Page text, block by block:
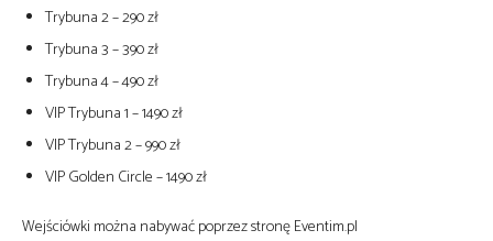
Trybuna 2 – 290 zł
Trybuna 3 – 390 zł
Trybuna 4 – 490 zł
VIP Trybuna 1 – 1490 zł
VIP Trybuna 2 – 990 zł
VIP Golden Circle – 1490 zł
Wejściówki można nabywać poprzez stronę Eventim.pl